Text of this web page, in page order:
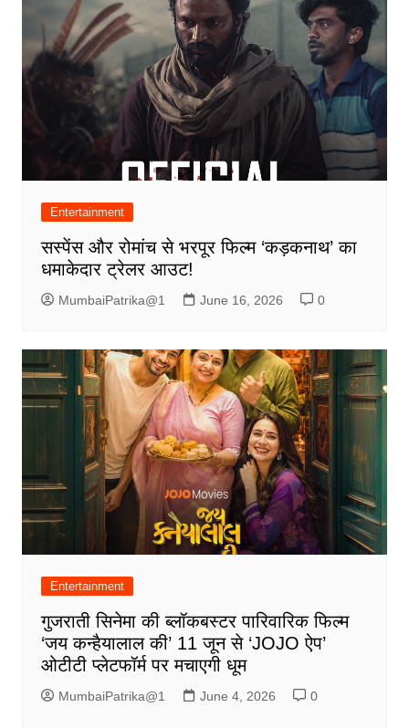
Entertainment
सस्पेंस और रोमांच से भरपूर फिल्म ‘कड़कनाथ’ का
धमाकेदार ट्रेलर आउट!
MumbaiPatrika@1 June 16, 2026 0
Entertainment
गुजराती सिनेमा की ब्लॉकबस्टर पारिवारिक फिल्म
‘जय कन्हैयालाल की’ 11 जून से ‘JOJO ऐप’
ओटीटी प्लेटफॉर्म पर मचाएगी धूम
MumbaiPatrika@1 June 4, 2026 0